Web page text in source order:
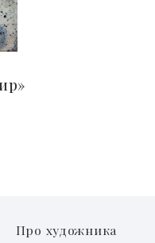
Про художника